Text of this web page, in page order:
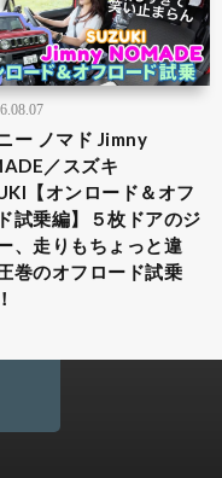
ー ノマド Jimny
／スズキ
【オンロード＆オフ
試乗編】５枚ドアのジ
、走りもちょっと違
巻のオフロード試乗